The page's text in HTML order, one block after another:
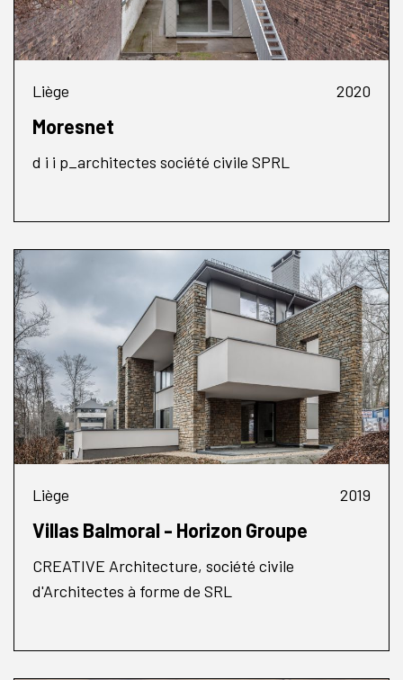
Liège 2020
Moresnet
d i i p_architectes société civile SPRL
Liège 2019
Villas Balmoral - Horizon Groupe
CREATIVE Architecture, société civile
d'Architectes à forme de SRL